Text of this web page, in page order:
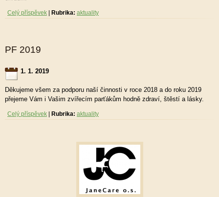
Celý příspěvek Rubrika: aktuality
PF 2019
1. 1. 2019
Děkujeme všem za podporu naší činnosti v roce 2018 a do roku 2019
přejeme Vám i Vašim zvířecím parťákům hodně zdraví, štěstí a lásky.
Celý příspěvek Rubrika: aktuality